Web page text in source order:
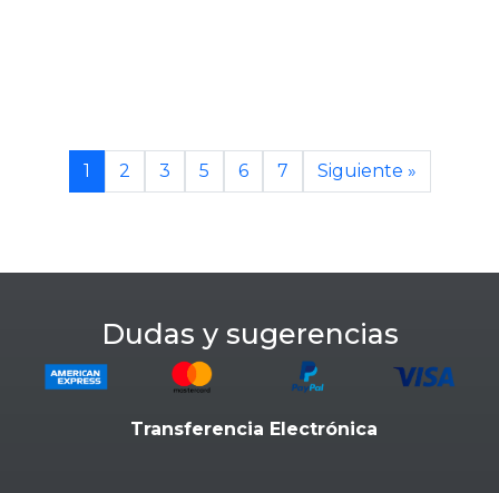
1 2 3 5 6 7 Siguiente »
Dudas y sugerencias
Transferencia Electrónica